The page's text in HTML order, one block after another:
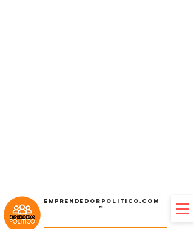
Emprendedorpolitico.com
™